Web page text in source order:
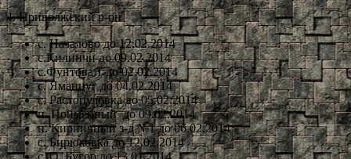
4. Приволжский р-он
с. Началово до 12.02.2014
с.Килинчи до 09.02.2014
с.Фунтова 1 до 02.02.2014
с. Яманцуг до 04.02.2014
с. Растопуловка до 05.02.2014
п. Пойменный до 09.02.2014
п. Кирпичный з-д №1 до 06.02.2014
с. Бирюковка до 12.02.2014
с. О. Бугор до 13.01.2014